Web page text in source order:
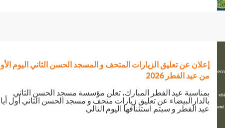
إعلان عن تعليق الزيارات المتحف و المسجد الحسن الثاني اليوم
من عيد الفطر 2026
بمناسبة عيد الفطر المبارك، تعلن مؤسسة مسجد الحسن الثاني
بالدارالبيضاء عن تعليق زيارات متحف و مسجد الحسن الثاني أول
عيد الفطر و سيتم استئنافها اليوم التالي